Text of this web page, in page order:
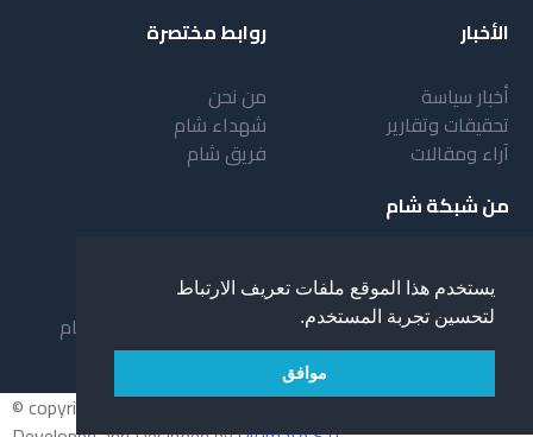
يستخدم هذا الموقع ملفات تعريف الارتباط
لتحسين تجربة المستخدم.
موافق
الأخبار
أخبار سياسة
تحقيقات وتقارير
آراء ومقالات
روابط مختصرة
من نحن
شهداء شام
فريق شام
من شبكة شام
أهداف شبكة شام
خدمات شبكة شام
المستفيدون من الشبكة
لمحة عن شبكة شبام
بنية شبكة شام
مقدمة عن شبكة شام
نظام العمل في شبكة شام
© copyright 2026 All rights reserved.